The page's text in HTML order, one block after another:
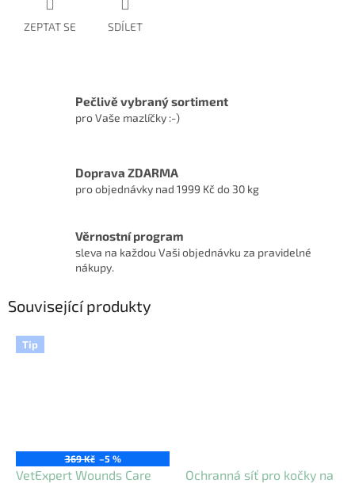
ZEPTAT SE SDÍLET
Pečlivě vybraný sortiment
pro Vaše mazlíčky :-)
Doprava ZDARMA
pro objednávky nad 1999 Kč do 30 kg
Věrnostní program
sleva na každou Vaši objednávku za pravidelné
nákupy.
Související produkty
Tip
369 Kč –5 %
VetExpert Wounds Care
Ochranná síť pro kočky na